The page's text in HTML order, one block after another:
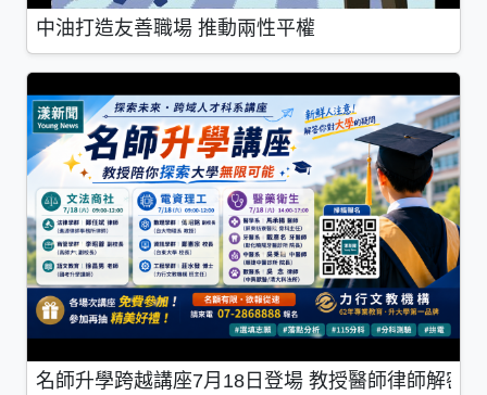
中油打造友善職場 推動兩性平權
名師升學跨越講座7月18日登場 教授醫師律師解密